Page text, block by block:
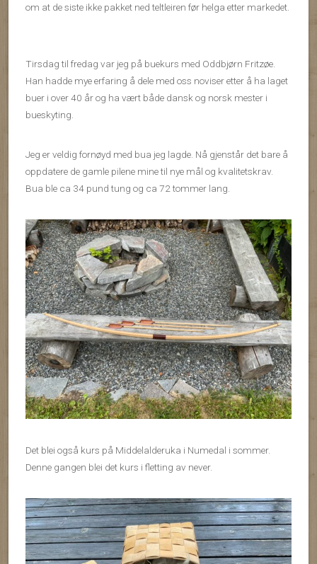
om at de siste ikke pakket ned teltleiren før helga etter markedet.
Tirsdag til fredag var jeg på buekurs med Oddbjørn Fritzøe.
Han hadde mye erfaring å dele med oss noviser etter å ha laget
buer i over 40 år og ha vært både dansk og norsk mester i
bueskyting.
Jeg er veldig fornøyd med bua jeg lagde. Nå gjenstår det bare å
oppdatere de gamle pilene mine til nye mål og kvalitetskrav.
Bua ble ca 34 pund tung og ca 72 tommer lang.
Det blei også kurs på Middelalderuka i Numedal i sommer.
Denne gangen blei det kurs i fletting av never.